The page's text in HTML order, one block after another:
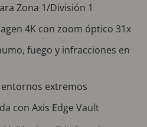
Zona 1/División 1
4K con zoom óptico 31x
fuego y infracciones en
extremos
con Axis Edge Vault